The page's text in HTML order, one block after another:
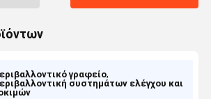
γραφείο,
συστημάτων ελέγχου και